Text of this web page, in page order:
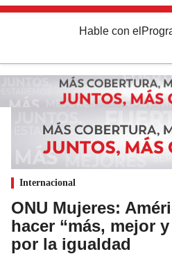
Hable con el
Internacional
ONU Mujeres:
hacer “más, mejor
por la igualdad